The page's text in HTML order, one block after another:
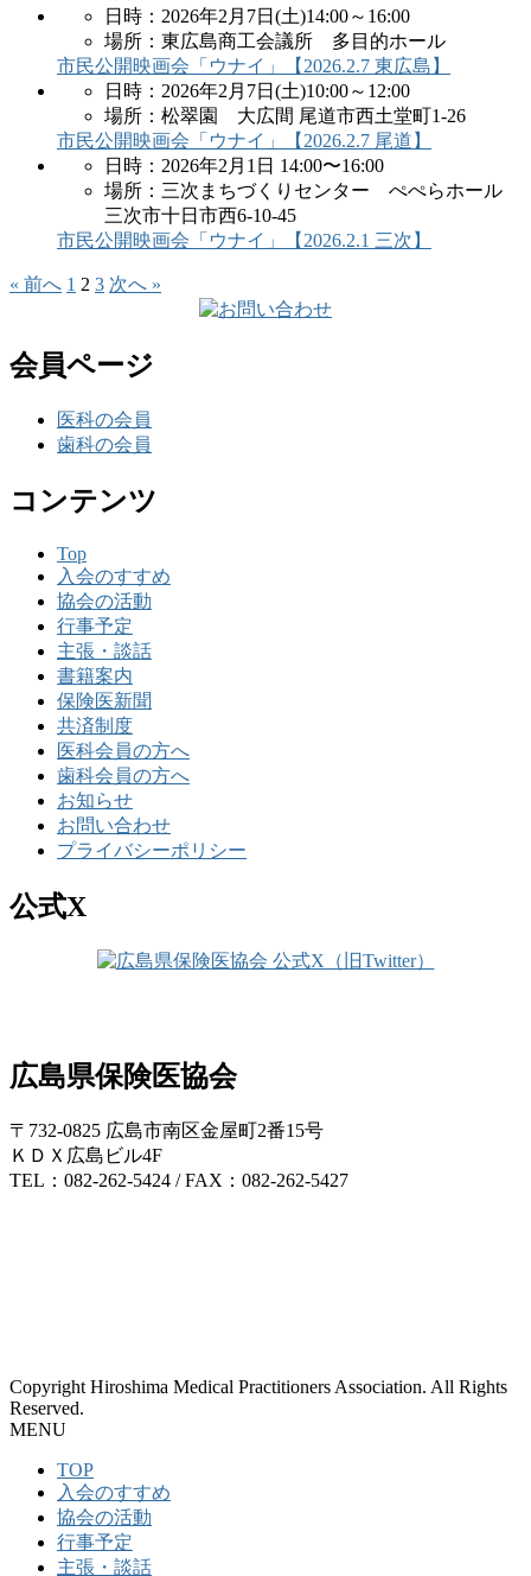
日時：2026年2月7日(土)14:00～16:00
場所：東広島商工会議所 多目的ホール
市民公開映画会「ウナイ」【2026.2.7 東広島】
日時：2026年2月7日(土)10:00～12:00
場所：松翠園 大広間 尾道市西土堂町1-26
市民公開映画会「ウナイ」【2026.2.7 尾道】
日時：2026年2月1日 14:00〜16:00
場所：三次まちづくりセンター ぺぺらホール
三次市十日市西6-10-45
市民公開映画会「ウナイ」【2026.2.1 三次】
« 前へ 1 2 3 次へ »
会員ページ
医科の会員
歯科の会員
コンテンツ
Top
入会のすすめ
協会の活動
行事予定
主張・談話
書籍案内
保険医新聞
共済制度
医科会員の方へ
歯科会員の方へ
お知らせ
お問い合わせ
プライバシーポリシー
公式X
広島県保険医協会
〒732-0825 広島市南区金屋町2番15号
ＫＤＸ広島ビル4F
TEL：082-262-5424 / FAX：082-262-5427
Copyright Hiroshima Medical Practitioners Association. All Rights
Reserved.
MENU
TOP
入会のすすめ
協会の活動
行事予定
主張・談話